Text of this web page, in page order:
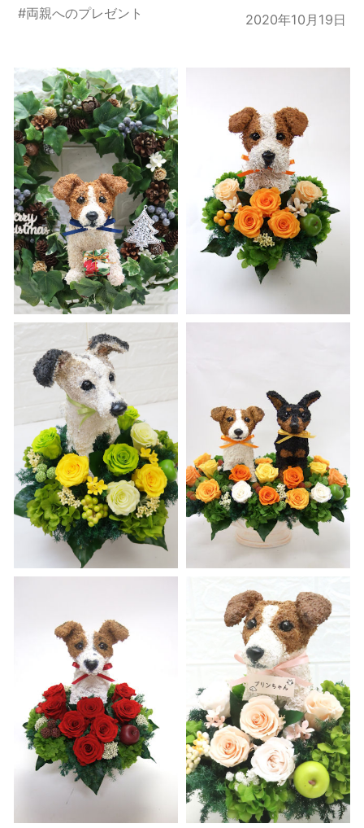
#両親へのプレゼント 2020年10月19日